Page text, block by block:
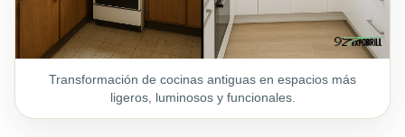
Transformación de cocinas antiguas en espacios más
ligeros, luminosos y funcionales.